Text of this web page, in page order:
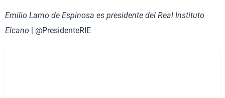
Emilio Lamo de Espinosa es presidente del Real Instituto
Elcano | @PresidenteRIE